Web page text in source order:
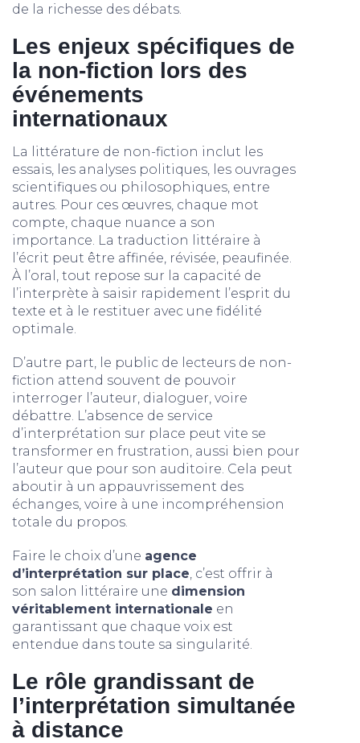
de la richesse des débats.
Les enjeux spécifiques de
la non-fiction lors des
événements
internationaux
La littérature de non-fiction inclut les
essais, les analyses politiques, les ouvrages
scientifiques ou philosophiques, entre
autres. Pour ces œuvres, chaque mot
compte, chaque nuance a son
importance. La traduction littéraire à
l’écrit peut être affinée, révisée, peaufinée.
À l’oral, tout repose sur la capacité de
l’interprète à saisir rapidement l’esprit du
texte et à le restituer avec une fidélité
optimale.
D’autre part, le public de lecteurs de non-
fiction attend souvent de pouvoir
interroger l’auteur, dialoguer, voire
débattre. L’absence de service
d’interprétation sur place peut vite se
transformer en frustration, aussi bien pour
l’auteur que pour son auditoire. Cela peut
aboutir à un appauvrissement des
échanges, voire à une incompréhension
totale du propos.
Faire le choix d’une agence
d’interprétation sur place, c’est offrir à
son salon littéraire une dimension
véritablement internationale en
garantissant que chaque voix est
entendue dans toute sa singularité.
Le rôle grandissant de
l’interprétation simultanée
à distance